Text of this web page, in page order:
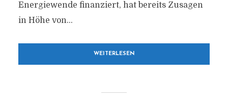
Energiewende finanziert, hat bereits Zusagen
in Höhe von...
WEITERLESEN